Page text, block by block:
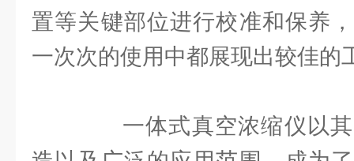
置等关键部位进行校准和保养
一次次的使用中都展现出较佳的
一体式真空浓缩仪以其